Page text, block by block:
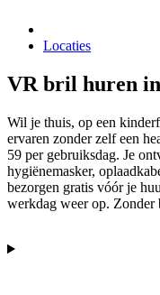
Locaties
VR bril huren
Wil je thuis, op een
ervaren zonder zelf een
59 per gebruiksdag. Je
hygiënemasker,
bezorgen gratis vóór je
werkdag weer op. Zonder